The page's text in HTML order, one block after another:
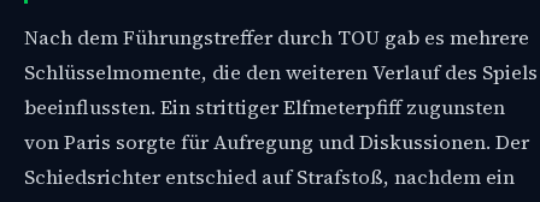
Nach dem Führungstreffer durch TOU gab es mehrere
Schlüsselmomente, die den weiteren Verlauf des Spiels
beeinflussten. Ein strittiger Elfmeterpfiff zugunsten
von Paris sorgte für Aufregung und Diskussionen. Der
Schiedsrichter entschied auf Strafstoß, nachdem ein